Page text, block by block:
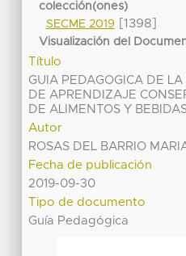
colección(ones)
SECME 2019
[1398]
Visualización del
Título
GUIA PEDAGOGICA DE
DE APRENDIZAJE
DE ALIMENTOS Y
Autor
ROSAS DEL BARRIO
Fecha de publicación
2019-09-30
Tipo de documento
Guía Pedagógica